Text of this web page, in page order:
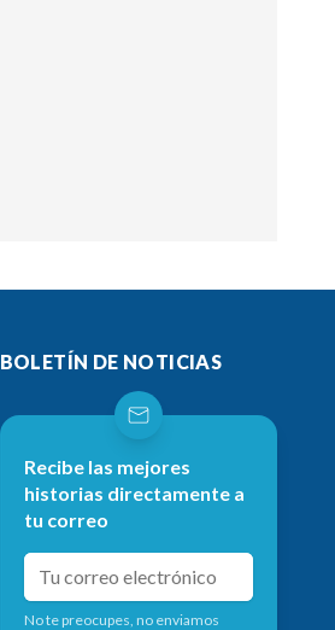
BOLETÍN DE NOTICIAS
Recibe las mejores
historias directamente a
tu correo
No te preocupes, no enviamos